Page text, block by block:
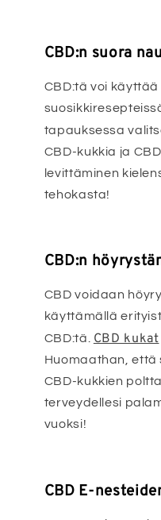
CBD:n suora
CBD:tä voi
tapauksessa
CBD-kukkia ja
levittäminen
tehokasta!
CBD:n
CBD voidaan
käyttämällä
CBD:tä. CBD kukat
Huomaathan, että
CBD-kukkien
terveydellesi
vuoksi!
CBD E-